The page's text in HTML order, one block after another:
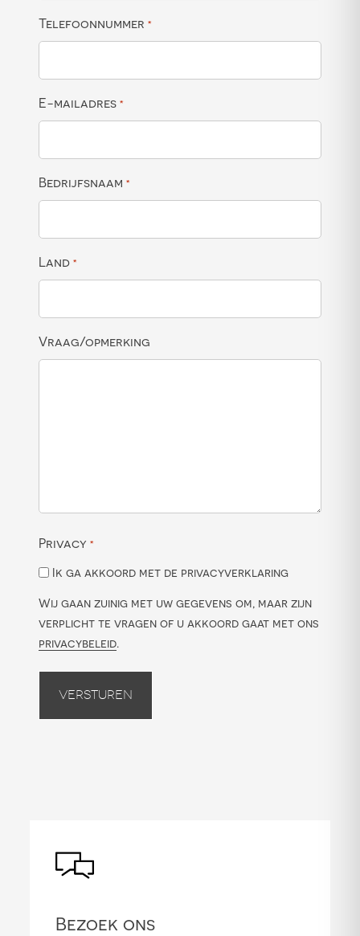
Telefoonnummer *
E-mailadres *
Bedrijfsnaam *
Land *
Vraag/opmerking
Privacy *
Ik ga akkoord met de privacyverklaring
Wij gaan zuinig met uw gegevens om, maar zijn
verplicht te vragen of u akkoord gaat met ons
privacybeleid.
Versturen
Bezoek ons